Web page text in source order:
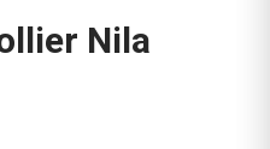
Nila